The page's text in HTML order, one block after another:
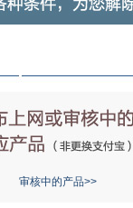
审核中的产品>>